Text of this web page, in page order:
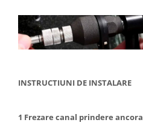
INSTRUCTIUNI DE INSTALARE
1 Frezare canal prindere ancora